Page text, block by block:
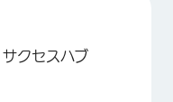
クセスハブ